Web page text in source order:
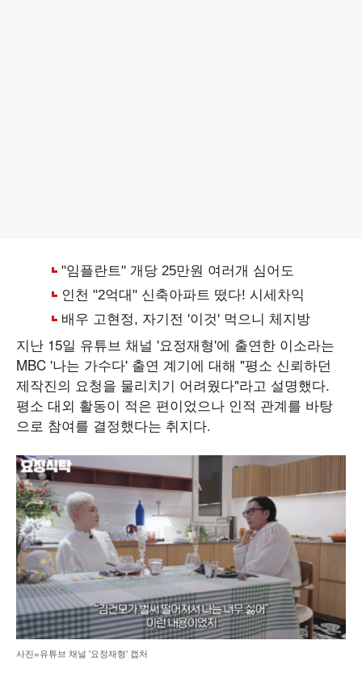
지난 15일 유튜브 채널 '요정재형'에 출연한 이소라는
MBC '나는 가수다' 출연 계기에 대해 "평소 신뢰하던
제작진의 요청을 물리치기 어려웠다"라고 설명했다.
평소 대외 활동이 적은 편이었으나 인적 관계를 바탕
으로 참여를 결정했다는 취지다.
사진=유튜브 채널 '요정재형' 캡처